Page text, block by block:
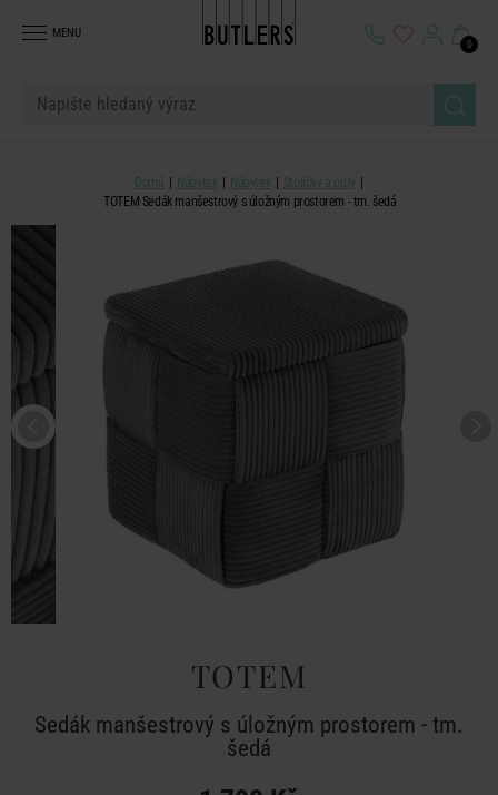
MENU
0
Domů Nábytek Nábytek
Stoličky a pufy
TOTEM Sedák manšestrový s úložným prostorem - tm. šedá
TOTEM
Sedák manšestrový s úložným prostorem - tm.
šedá